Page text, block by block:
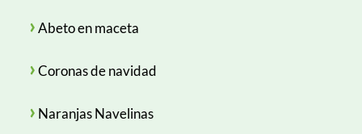
›Abeto en maceta
›Coronas de navidad
› Naranjas Navelinas